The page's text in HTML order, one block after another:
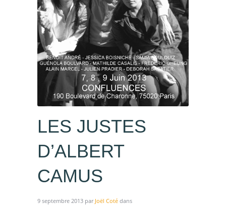
LES JUSTES
D’ALBERT
CAMUS
9 septembre 2013 par Joël Coté dans